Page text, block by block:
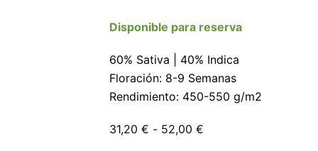
Disponible para reserva
60% Sativa | 40% Indica
Floración: 8-9 Semanas
Rendimiento: 450-550 g/m2
31,20 € - 52,00 €Rango